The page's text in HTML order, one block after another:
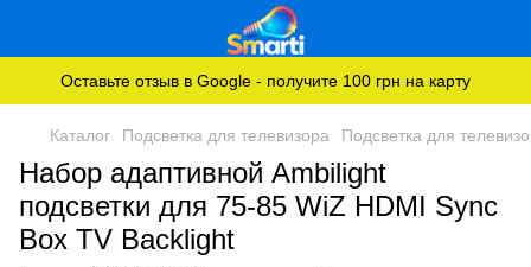
Оставьте отзыв в Google - получите 100 грн на карту
Каталог Подсветка для телевизора Подсветка для
Набор адаптивной Ambilight
подсветки для 75-85 WiZ HDMI Sync
Box TV Backlight